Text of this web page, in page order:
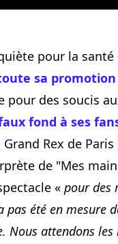
pour la
sa promotion
pour des soucis
fond à ses
Rex de
de "Mes
« pour des
pas été en mesure
Nous attendons